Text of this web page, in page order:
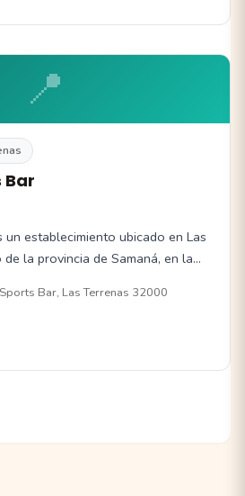
📍
Bar
un establecimiento ubicado en Las
de la provincia de Samaná, en la…
Bar, Las Terrenas 32000